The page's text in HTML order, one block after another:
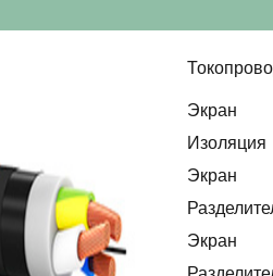
Экран
Изоляция
Экран
Экран